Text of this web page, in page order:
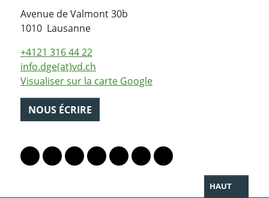
Avenue de Valmont 30b
1010 LausanneSuisse
+4121 316 44 22
info.dge(at)vd.ch
Visualiser sur la carte Google
NOUS ÉCRIRE
Lien vers le profil Mastodon
Lien vers le profil Bluesky
Lien vers le profil Instagram
Lien vers le profil Linkedin
Lien vers le profil Facebook
Lien vers le profil Twitter
Partager par WhatsApp
HAUT